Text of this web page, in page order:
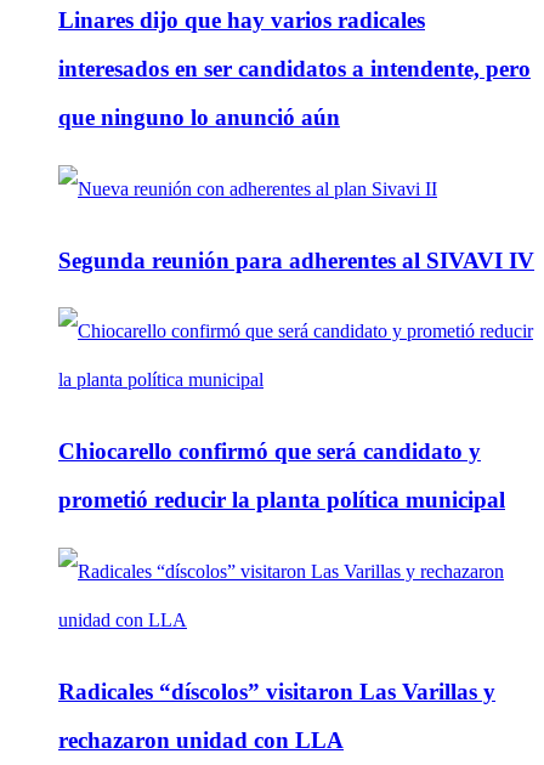
Linares dijo que hay varios radicales
interesados en ser candidatos a intendente, pero
que ninguno lo anunció aún
Segunda reunión para adherentes al SIVAVI IV
Chiocarello confirmó que será candidato y
prometió reducir la planta política municipal
Radicales “díscolos” visitaron Las Varillas y
rechazaron unidad con LLA